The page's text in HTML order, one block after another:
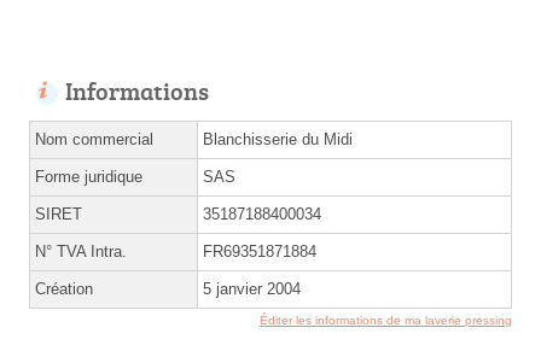
Informations
Nom commercial Blanchisserie du Midi
Forme juridique SAS
SIRET 35187188400034
N° TVA Intra. FR69351871884
Création 5 janvier 2004
Éditer les informations de ma laverie pressing